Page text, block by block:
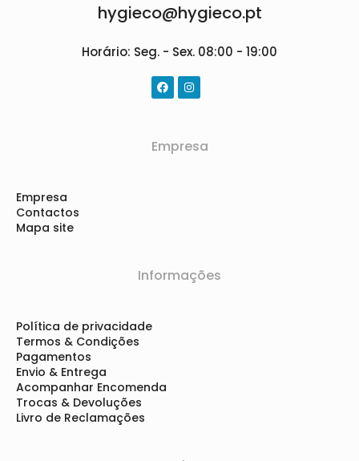
hygieco@hygieco.pt
Horário: Seg. - Sex. 08:00 - 19:00
Empresa
Empresa
Contactos
Mapa site
Informações
Política de privacidade
Termos & Condições
Pagamentos
Envio & Entrega
Acompanhar Encomenda
Trocas & Devoluções
Livro de Reclamações